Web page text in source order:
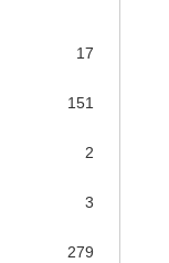
17
151
2
3
279